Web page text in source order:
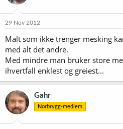
29 Nov 2012
Malt som ikke trenger mesking
med alt det andre.
Med mindre man bruker store
ihvertfall enklest og greiest...
Gahr
Norbrygg-medlem